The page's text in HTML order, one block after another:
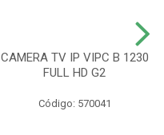
CAMERA TV IP VIPC B 1230
FULL HD G2
Código: 570041